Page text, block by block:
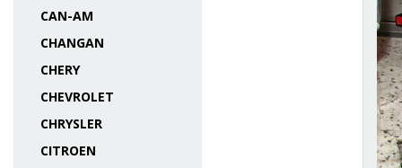
CAN-AM
CHANGAN
CHERY
CHEVROLET
CHRYSLER
CITROEN